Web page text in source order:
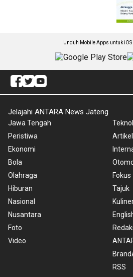
Unduh Mobile Apps untuk
Jelajahi ANTARA News Jateng
Jawa Tengah
Peristiwa
Ekonomi
Bola
Olahraga
Hiburan
Nasional
Nusantara
Foto
Video
Artikel
Fokus
Tajuk
RSS